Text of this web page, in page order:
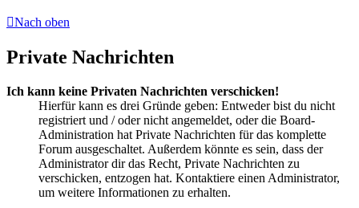
Nach oben
Private Nachrichten
Ich kann keine Privaten Nachrichten verschicken!
Hierfür kann es drei Gründe geben: Entweder bist du nicht
registriert und / oder nicht angemeldet, oder die Board-
Administration hat Private Nachrichten für das komplette
Forum ausgeschaltet. Außerdem könnte es sein, dass der
Administrator dir das Recht, Private Nachrichten zu
verschicken, entzogen hat. Kontaktiere einen Administrator,
um weitere Informationen zu erhalten.